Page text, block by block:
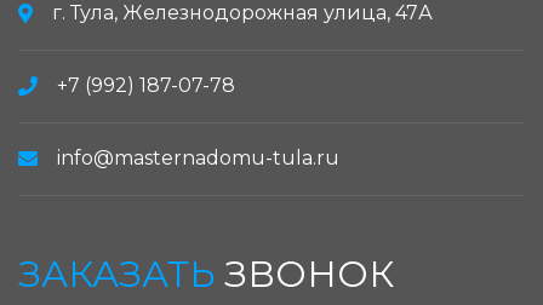
г. Тула, Железнодорожная улица, 47А
+7 (992) 187-07-78
info@masternadomu-tula.ru
ЗАКАЗАТЬ ЗВОНОК